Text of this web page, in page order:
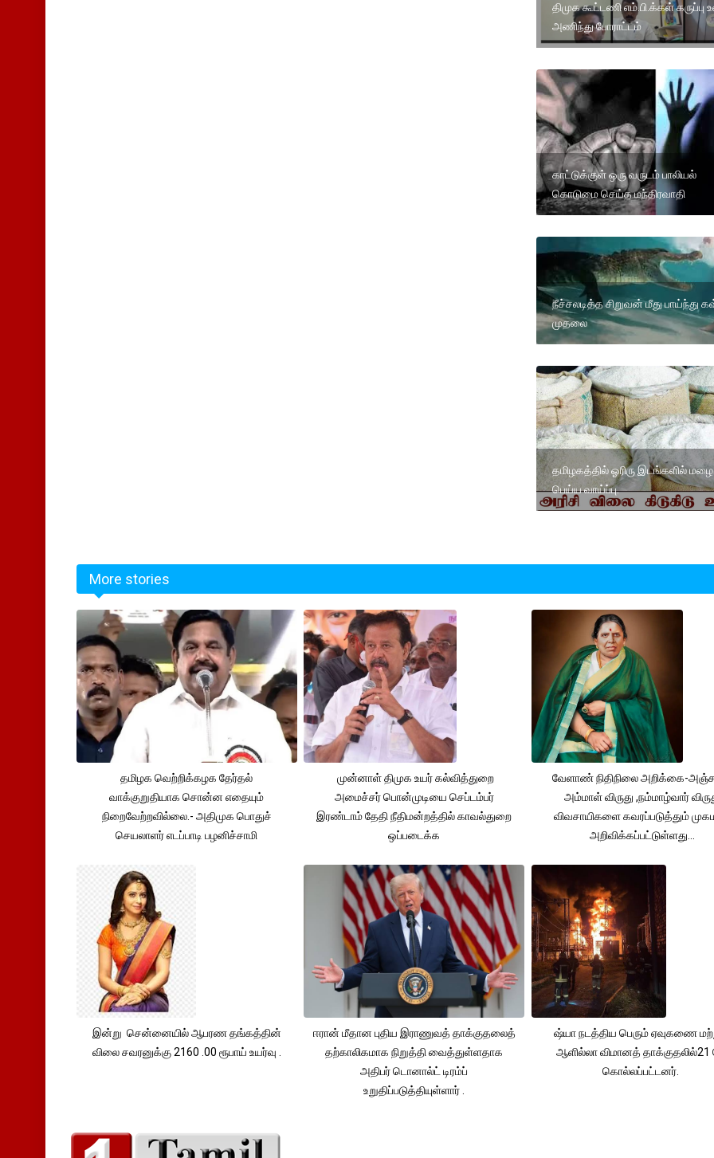
திமுக கூட்டணி எம்.பி.க்கள் கருப்பு
அணிந்து போராட்டம்
காட்டுக்குள் ஒரு வருடம் பாலியல்
கொடுமை செய்த மந்திரவாதி
நீச்சலடித்த சிறுவன் மீது பாய்ந்து
முதலை
தமிழகத்தில் ஓரிரு இடங்களில் மழை
பெய்ய வாய்ப்பு.
More stories
தமிழக வெற்றிக்கழக தேர்தல்
வாக்குறுதியாக சொன்ன எதையும்
நிறைவேற்றவில்லை.- அதிமுக பொதுச்
செயலாளர் எடப்பாடி பழனிச்சாமி
முன்னாள் திமுக உயர் கல்வித்துறை
அமைச்சர் பொன்முடியை செப்டம்பர்
இரண்டாம் தேதி நீதிமன்றத்தில் காவல்துறை
ஒப்படைக்க
வேளாண் நிதிநிலை அறிக்கை-
அம்மாள் விருது ,நம்மாழ்வார்
விவசாயிகளை கவரப்படுத்தும்
அறிவிக்கப்பட்டுள்ளது...
இன்று சென்னையில் ஆபரண தங்கத்தின்
விலை சவரனுக்கு 2160 .00 ரூபாய் உயர்வு .
ஈரான் மீதான புதிய இராணுவத் தாக்குதலைத்
தற்காலிகமாக நிறுத்தி வைத்துள்ளதாக
அதிபர் டொனால்ட் டிரம்ப்
உறுதிப்படுத்தியுள்ளார் .
ஷ்யா நடத்திய பெரும் ஏவுகணை
ஆளில்லா விமானத் தாக்குதலில்21
கொல்லப்பட்டனர்.